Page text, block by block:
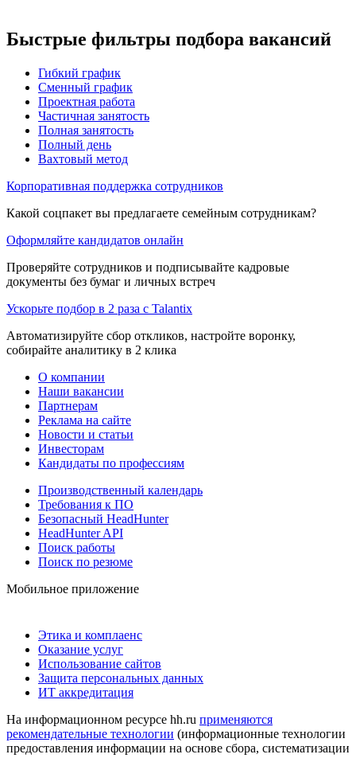
Быстрые фильтры подбора вакансий
Гибкий график
Сменный график
Проектная работа
Частичная занятость
Полная занятость
Полный день
Вахтовый метод
Корпоративная поддержка сотрудников
Какой соцпакет вы предлагаете семейным сотрудникам?
Оформляйте кандидатов онлайн
Проверяйте сотрудников и подписывайте кадровые
документы без бумаг и личных встреч
Ускорьте подбор в 2 раза с Talantix
Автоматизируйте сбор откликов, настройте воронку,
собирайте аналитику в 2 клика
О компании
Наши вакансии
Партнерам
Реклама на сайте
Новости и статьи
Инвесторам
Кандидаты по профессиям
Производственный календарь
Требования к ПО
Безопасный HeadHunter
HeadHunter API
Поиск работы
Поиск по резюме
Мобильное приложение
Этика и комплаенс
Оказание услуг
Использование сайтов
Защита персональных данных
ИТ аккредитация
На информационном ресурсе hh.ru применяются
рекомендательные технологии (информационные технологии
предоставления информации на основе сбора, систематизации